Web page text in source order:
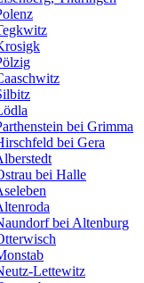
bei Grimma
bei Gera
bei Halle
bei Altenburg
Lettewitz